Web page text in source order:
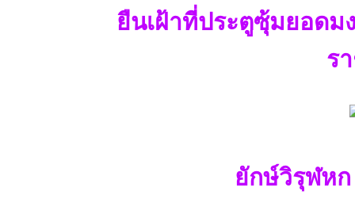
ยืนเฝ้าที่ประตูซุ้มยอดม
ร
ยักษ์วิรุฬห